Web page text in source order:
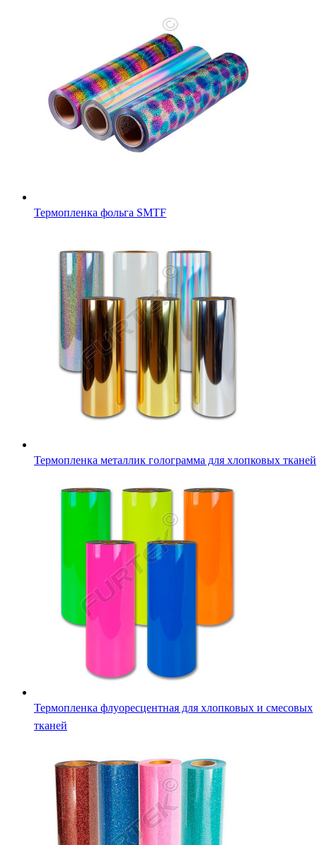
Термопленка фольга SMTF
Термопленка металлик голограмма для хлопковых тканей
Термопленка флуоресцентная для хлопковых и смесовых
тканей